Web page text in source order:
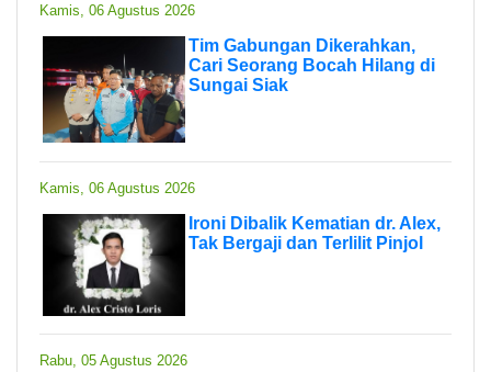
Kamis, 06 Agustus 2026
Tim Gabungan Dikerahkan,
Cari Seorang Bocah Hilang di
Sungai Siak
Kamis, 06 Agustus 2026
Ironi Dibalik Kematian dr. Alex,
Tak Bergaji dan Terlilit Pinjol
Rabu, 05 Agustus 2026